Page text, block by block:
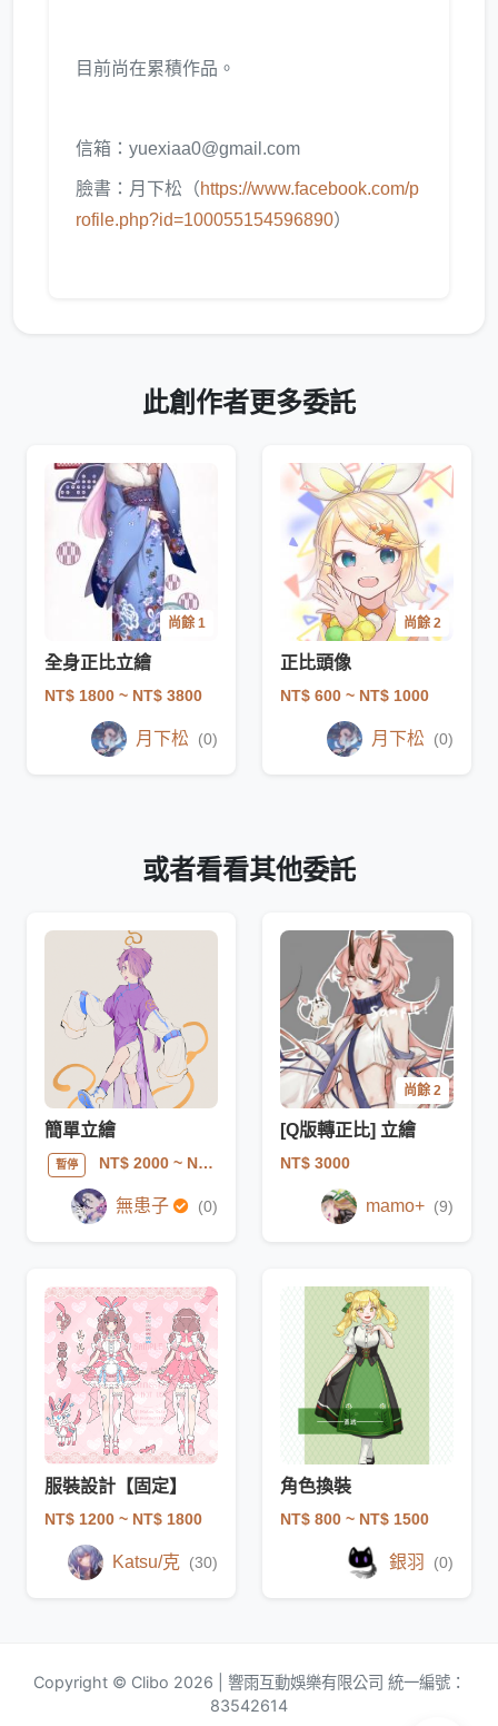
目前尚在累積作品。
信箱：yuexiaa0@gmail.com
臉書：月下松（https://www.facebook.com/p
rofile.php?id=100055154596890）
此創作者更多委託
尚餘 1
全身正比立繪
NT$ 1800 ~ NT$ 3800
月下松 (0)
尚餘 2
正比頭像
NT$ 600 ~ NT$ 1000
月下松 (0)
或者看看其他委託
簡單立繪
暫停 NT$ 2000~ NT$ 3000
無患子 (0)
尚餘 2
[Q版轉正比] 立繪
NT$ 3000
mamo+ (9)
服裝設計【固定】
NT$ 1200 ~ NT$ 1800
Katsu/克 (30)
角色換裝
NT$ 800 ~ NT$ 1500
銀羽 (0)
Copyright © Clibo 2026 | 響雨互動娛樂有限公司 統一編號：
83542614